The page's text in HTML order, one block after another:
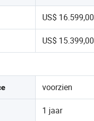
US$ 16.599,00
US$ 15.399,00
voorzien
1 jaar